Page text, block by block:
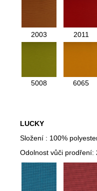
2003 2011
5008 6065
LUCKY
Složení : 100%
Odolnost vůči prodření: